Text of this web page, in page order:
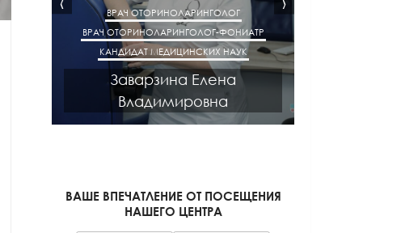
ВРАЧ ОТОРИНОЛАРИНГОЛОГ
ВРАЧ ОТОРИНОЛАРИНГОЛОГ-ФОНИАТР
КАНДИДАТ МЕДИЦИНСКИХ НАУК
Заварзина Елена
Владимировна
ВАШЕ ВПЕЧАТЛЕНИЕ ОТ ПОСЕЩЕНИЯ
НАШЕГО ЦЕНТРА